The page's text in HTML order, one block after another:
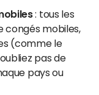
: tous les
mobiles,
(comme le
pas de
pays ou